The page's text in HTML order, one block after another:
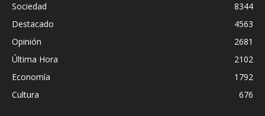
Sociedad
8344
Destacado
4563
Opinión
2681
Última Hora
2102
Economía
1792
Cultura
676